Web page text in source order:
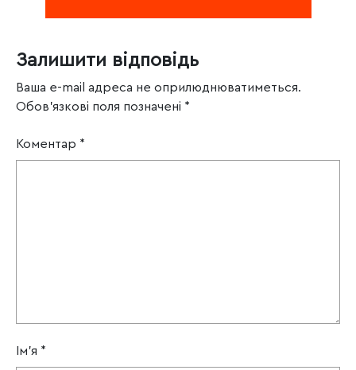
Залишити відповідь
Ваша e-mail адреса не оприлюднюватиметься.
Обов’язкові поля позначені *
Коментар *
Ім'я *